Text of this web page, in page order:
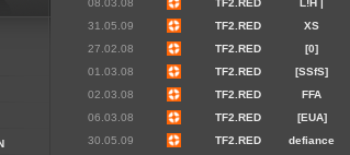
08.03.08
TF2.RED L!H |
31.05.09
TF2.RED XS
27.02.08
TF2.RED [0]
01.03.08
TF2.RED [SSfS]
02.03.08
TF2.RED FFA
06.03.08
TF2.RED [EUA]
30.05.09
TF2.RED defiance